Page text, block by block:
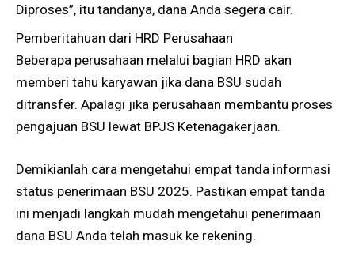
Diproses”, itu tandanya, dana Anda segera cair.
Pemberitahuan dari HRD Perusahaan
Beberapa perusahaan melalui bagian HRD akan
memberi tahu karyawan jika dana BSU sudah
ditransfer. Apalagi jika perusahaan membantu proses
pengajuan BSU lewat BPJS Ketenagakerjaan.
Demikianlah cara mengetahui empat tanda informasi
status penerimaan BSU 2025. Pastikan empat tanda
ini menjadi langkah mudah mengetahui penerimaan
dana BSU Anda telah masuk ke rekening.